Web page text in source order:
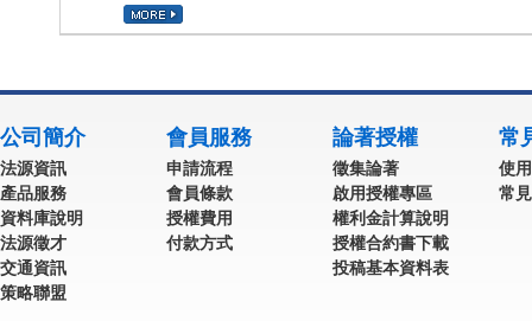
公司簡介
法源資訊
產品服務
資料庫說明
法源徵才
交通資訊
策略聯盟
會員服務
申請流程
會員條款
授權費用
付款方式
論著授權
徵集論著
啟用授權專區
權利金計算說明
授權合約書下載
投稿基本資料表
常
使
常